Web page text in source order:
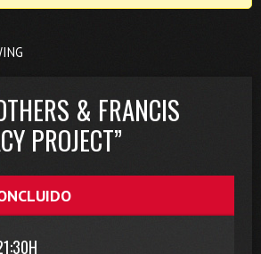
& FRANCIS
PROJECT”